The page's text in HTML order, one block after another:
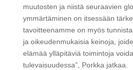
muutosten ja niistä seuraavien
ymmärtäminen on itsessään
tavoitteenamme on myös
ja oikeudenmukaisia keinoja,
elämää ylläpitäviä toimintoja
tulevaisuudessa”, Porkka jatkaa.